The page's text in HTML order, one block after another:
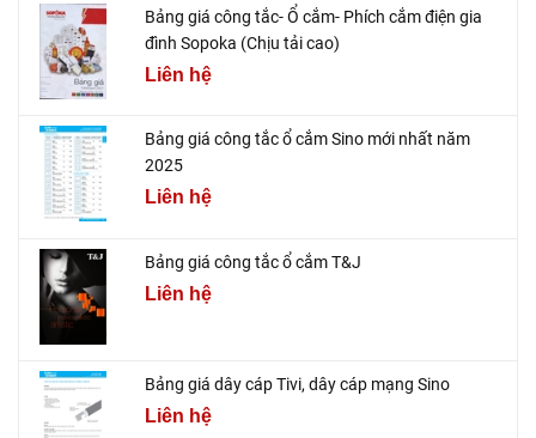
Bảng giá công tắc- Ổ cắm- Phích cắm điện gia
đình Sopoka (Chịu tải cao)
Liên hệ
Bảng giá công tắc ổ cắm Sino mới nhất năm
2025
Liên hệ
Bảng giá công tắc ổ cắm T&J
Liên hệ
Bảng giá dây cáp Tivi, dây cáp mạng Sino
Liên hệ